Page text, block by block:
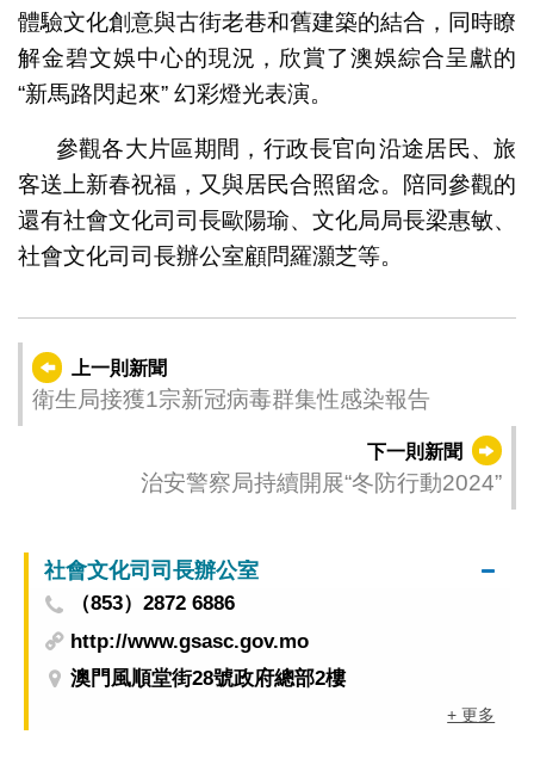
體驗文化創意與古街老巷和舊建築的結合，同時瞭
解金碧文娛中心的現況，欣賞了澳娛綜合呈獻的
“新馬路閃起來” 幻彩燈光表演。
參觀各大片區期間，行政長官向沿途居民、旅
客送上新春祝福，又與居民合照留念。陪同參觀的
還有社會文化司司長歐陽瑜、文化局局長梁惠敏、
社會文化司司長辦公室顧問羅灝芝等。
上一則新聞
衛生局接獲1宗新冠病毒群集性感染報告
下一則新聞
治安警察局持續開展“冬防行動2024”
社會文化司司長辦公室
（853）2872 6886
http://www.gsasc.gov.mo
澳門風順堂街28號政府總部2樓
+ 更多